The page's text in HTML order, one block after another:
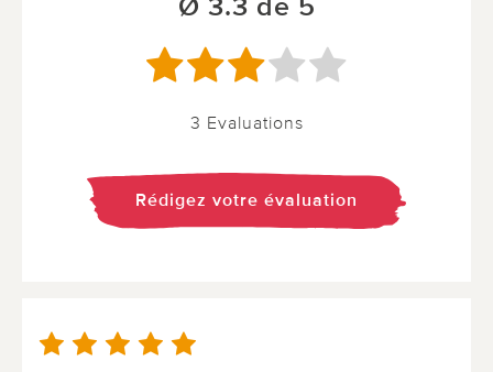
3 Evaluations
Rédigez votre évaluation